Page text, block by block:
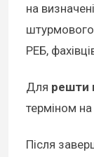
на
штурмового
РЕБ,
Для решти
терміном на
Після